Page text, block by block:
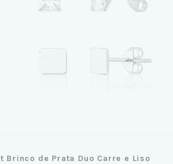
Brinco de Prata Duo Carre e Liso